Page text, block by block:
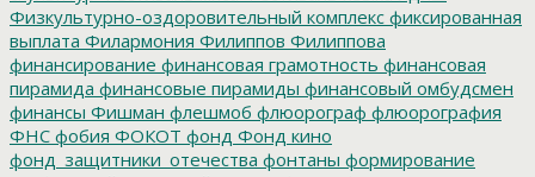
Физкультурно-оздоровительный комплекс фиксированная
выплата Филармония Филиппов Филиппова
финансирование финансовая грамотность финансовая
пирамида финансовые пирамиды финансовый омбудсмен
финансы Фишман флешмоб флюорограф флюорография
ФНС фобия ФОКОТ фонд Фонд кино
фонд_защитники_отечества фонтаны формирование